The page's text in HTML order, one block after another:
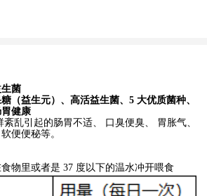
菌
（益生元）、高活益生菌、5 大优质菌种、
健康
紊乱引起的肠胃不适、 口臭便臭、 胃胀气、
便便秘等。
食物里或者是 37 度以下的温水冲开喂食